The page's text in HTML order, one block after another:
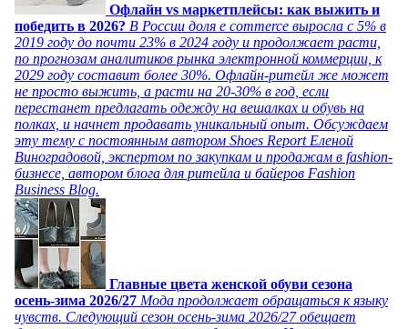
Офлайн vs маркетплейсы: как выжить и
победить в 2026? В России доля e commerce выросла с 5% в
2019 году до почти 23% в 2024 году и продолжает расти,
по прогнозам аналитиков рынка электронной коммерции, к
2029 году составит более 30%. Офлайн-ритейл же может
не просто выжить, а расти на 20-30% в год, если
перестанет предлагать одежду на вешалках и обувь на
полках, и начнет продавать уникальный опыт. Обсуждаем
эту тему с постоянным автором Shoes Report Еленой
Виноградовой, экспертом по закупкам и продажам в fashion-
бизнесе, автором блога для ритейла и байеров Fashion
Business Blog.
Главные цвета женской обуви сезона
осень-зима 2026/27 Мода продолжает обращаться к языку
чувств. Следующий сезон осень-зима 2026/27 обещает